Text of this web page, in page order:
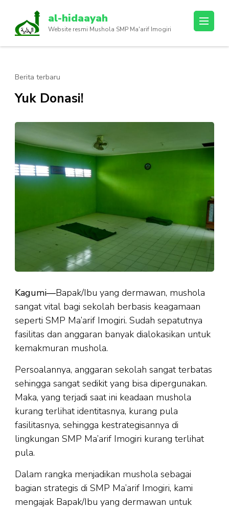
konten
(Tekan
al-hidaayah
Website resmi Mushola SMP Ma'arif Imogiri
Berita terbaru
Yuk Donasi!
Kagumi—Bapak/Ibu yang dermawan, mushola
sangat vital bagi sekolah berbasis keagamaan
seperti SMP Ma’arif Imogiri. Sudah sepatutnya
fasilitas dan anggaran banyak dialokasikan untuk
kemakmuran mushola.
Persoalannya, anggaran sekolah sangat terbatas
sehingga sangat sedikit yang bisa dipergunakan.
Maka, yang terjadi saat ini keadaan mushola
kurang terlihat identitasnya, kurang pula
fasilitasnya, sehingga kestrategisannya di
lingkungan SMP Ma’arif Imogiri kurang terlihat
pula.
Dalam rangka menjadikan mushola sebagai
bagian strategis di SMP Ma’arif Imogiri, kami
mengajak Bapak/Ibu yang dermawan untuk